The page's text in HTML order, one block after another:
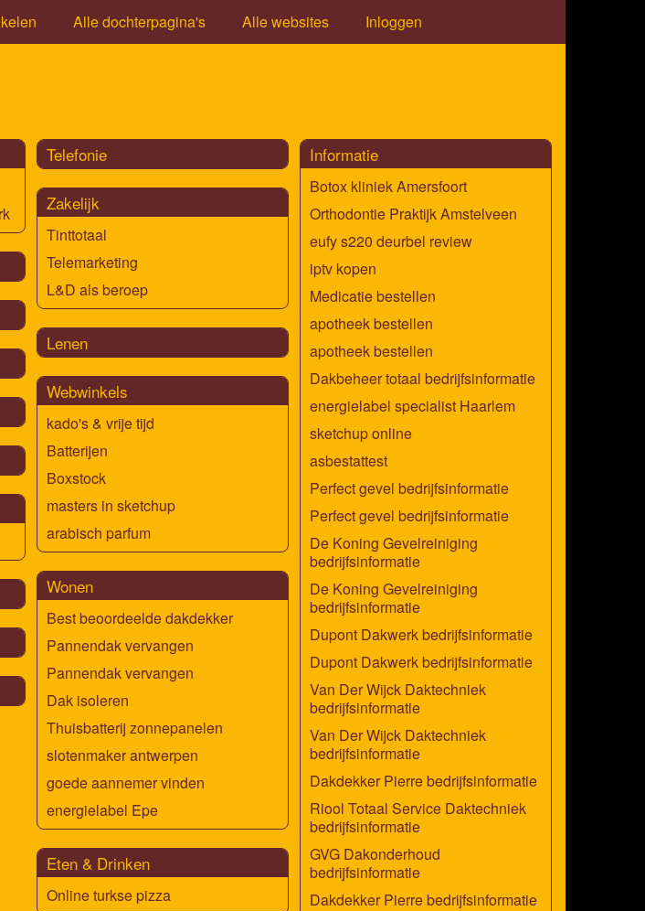
Alle dochterpagina's Alle websites Inloggen
Telefonie
Zakelijk
Tinttotaal
Telemarketing
L&D als beroep
Lenen
Webwinkels
kado's & vrije tijd
Batterijen
Boxstock
masters in sketchup
arabisch parfum
Wonen
Best beoordeelde dakdekker
Pannendak vervangen
Pannendak vervangen
Dak isoleren
Thuisbatterij zonnepanelen
slotenmaker antwerpen
goede aannemer vinden
energielabel Epe
Eten & Drinken
Online turkse pizza
Informatie
Botox kliniek Amersfoort
Orthodontie Praktijk Amstelveen
eufy s220 deurbel review
iptv kopen
Medicatie bestellen
apotheek bestellen
apotheek bestellen
Dakbeheer totaal bedrijfsinformatie
energielabel specialist Haarlem
sketchup online
asbestattest
Perfect gevel bedrijfsinformatie
Perfect gevel bedrijfsinformatie
De Koning Gevelreiniging
bedrijfsinformatie
De Koning Gevelreiniging
bedrijfsinformatie
Dupont Dakwerk bedrijfsinformatie
Dupont Dakwerk bedrijfsinformatie
Van Der Wijck Daktechniek
bedrijfsinformatie
Van Der Wijck Daktechniek
bedrijfsinformatie
Dakdekker Pierre bedrijfsinformatie
Riool Totaal Service Daktechniek
bedrijfsinformatie
GVG Dakonderhoud
bedrijfsinformatie
Dakdekker Pierre bedrijfsinformatie